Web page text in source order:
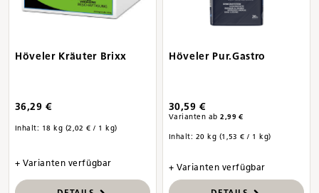
Höveler Kräuter Brixx
36,29 €
Inhalt: 18 kg (2,02 € / 1 kg)
+ Varianten verfügbar
Höveler Pur.Gastro
30,59 €
Varianten ab 2,99 €
Inhalt: 20 kg (1,53 € / 1 kg)
+ Varianten verfügbar